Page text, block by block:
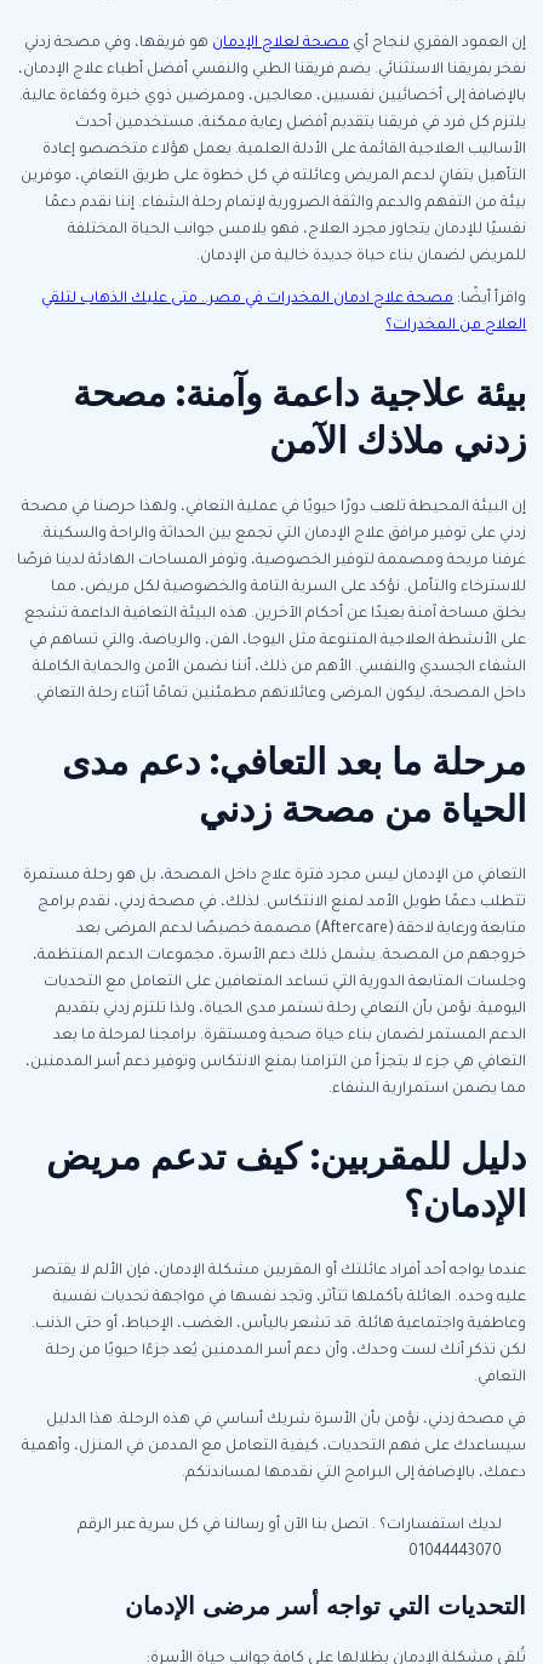
إن العمود الفقري لنجاح أي مصحة لعلاج الإدمان هو فريقها، وفي مصحة زدني
نفخر بفريقنا الاستثنائي. يضم فريقنا الطبي والنفسي أفضل أطباء علاج الإدمان،
بالإضافة إلى أخصائيين نفسيين، معالجين، وممرضين ذوي خبرة وكفاءة عالية.
يلتزم كل فرد في فريقنا بتقديم أفضل رعاية ممكنة، مستخدمين أحدث
الأساليب العلاجية القائمة على الأدلة العلمية. يعمل هؤلاء متخصصو إعادة
التأهيل بتفانٍ لدعم المريض وعائلته في كل خطوة على طريق التعافي، موفرين
بيئة من التفهم والدعم والثقة الضرورية لإتمام رحلة الشفاء. إننا نقدم دعمًا
نفسيًا للإدمان يتجاوز مجرد العلاج، فهو يلامس جوانب الحياة المختلفة
للمريض لضمان بناء حياة جديدة خالية من الإدمان.
واقرأ أيضًا:مصحة علاج ادمان المخدرات في مصر.. متى عليك الذهاب لتلقي
العلاج من المخدرات؟
بيئة علاجية داعمة وآمنة: مصحة
زدني ملاذك الآمن
إن البيئة المحيطة تلعب دورًا حيويًا في عملية التعافي، ولهذا حرصنا في مصحة
زدني على توفير مرافق علاج الإدمان التي تجمع بين الحداثة والراحة والسكينة.
غرفنا مريحة ومصممة لتوفير الخصوصية، وتوفر المساحات الهادئة لدينا فرصًا
للاسترخاء والتأمل. نؤكد على السرية التامة والخصوصية لكل مريض، مما
يخلق مساحة آمنة بعيدًا عن أحكام الآخرين. هذه البيئة التعافية الداعمة تشجع
على الأنشطة العلاجية المتنوعة مثل اليوجا، الفن، والرياضة، والتي تساهم في
الشفاء الجسدي والنفسي. الأهم من ذلك، أننا نضمن الأمن والحماية الكاملة
داخل المصحة، ليكون المرضى وعائلاتهم مطمئنين تمامًا أثناء رحلة التعافي.
مرحلة ما بعد التعافي: دعم مدى
الحياة من مصحة زدني
التعافي من الإدمان ليس مجرد فترة علاج داخل المصحة، بل هو رحلة مستمرة
تتطلب دعمًا طويل الأمد لمنع الانتكاس. لذلك، في مصحة زدني، نقدم برامج
متابعة ورعاية لاحقة (Aftercare) مصممة خصيصًا لدعم المرضى بعد
خروجهم من المصحة. يشمل ذلك دعم الأسرة، مجموعات الدعم المنتظمة،
وجلسات المتابعة الدورية التي تساعد المتعافين على التعامل مع التحديات
اليومية. نؤمن بأن التعافي رحلة تستمر مدى الحياة، ولذا تلتزم زدني بتقديم
الدعم المستمر لضمان بناء حياة صحية ومستقرة. برامجنا لمرحلة ما بعد
التعافي هي جزء لا يتجزأ من التزامنا بمنع الانتكاس وتوفير دعم أسر المدمنين،
مما يضمن استمرارية الشفاء.
دليل للمقربين: كيف تدعم مريض
الإدمان؟
عندما يواجه أحد أفراد عائلتك أو المقربين مشكلة الإدمان، فإن الألم لا يقتصر
عليه وحده. العائلة بأكملها تتأثر، وتجد نفسها في مواجهة تحديات نفسية
وعاطفية واجتماعية هائلة. قد تشعر باليأس، الغضب، الإحباط، أو حتى الذنب.
لكن تذكر أنك لست وحدك، وأن دعم أسر المدمنين يُعد جزءًا حيويًا من رحلة
التعافي.
في مصحة زدني، نؤمن بأن الأسرة شريك أساسي في هذه الرحلة. هذا الدليل
سيساعدك على فهم التحديات، كيفية التعامل مع المدمن في المنزل، وأهمية
دعمك، بالإضافة إلى البرامج التي نقدمها لمساندتكم.
لديك استفسارات؟ . اتصل بنا الآن أو رسالنا في كل سرية عبر الرقم
01044443070
التحديات التي تواجه أسر مرضى الإدمان
تُلقي مشكلة الإدمان بظلالها على كافة جوانب حياة الأسرة: